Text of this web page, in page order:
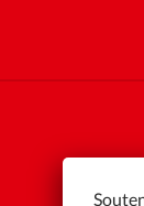
Faites